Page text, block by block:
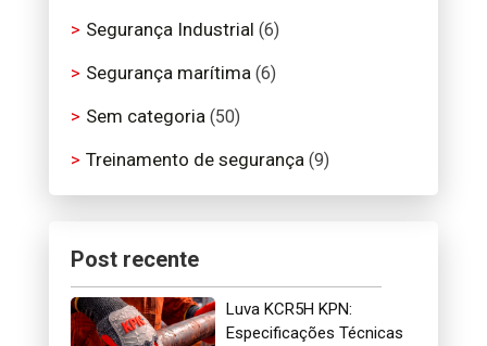
Segurança Industrial (6)
Segurança marítima(6)
Sem categoria(50)
Treinamento de segurança(9)
Post recente
Luva KCR5H KPN:
Especificações Técnicas